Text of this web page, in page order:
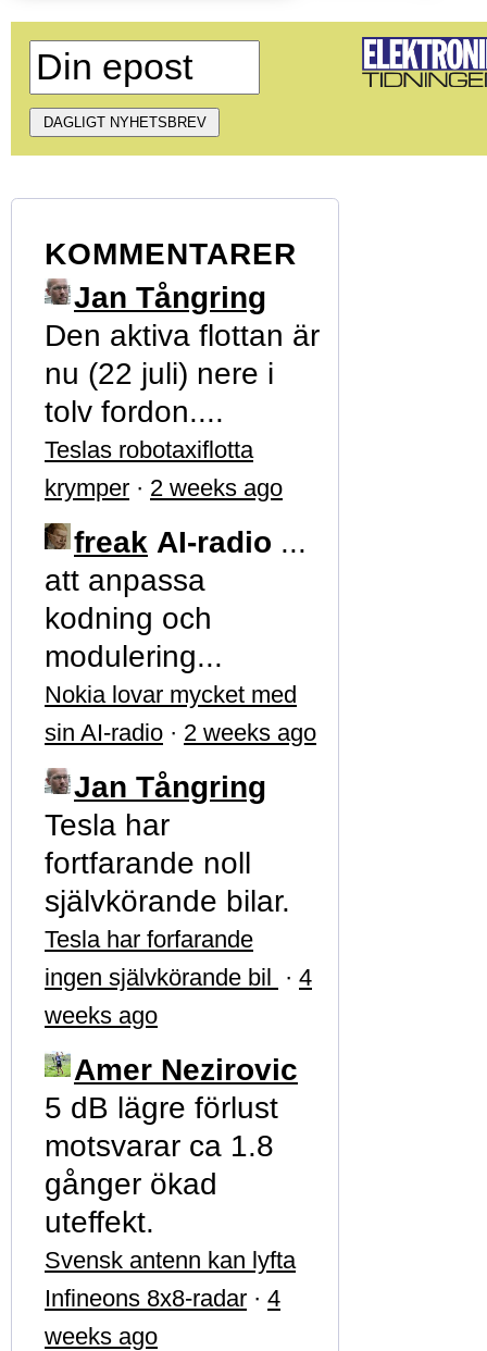
KOMMENTARER
Jan Tångring
Den aktiva flottan är
nu (22 juli) nere i
tolv fordon....
Teslas robotaxiflotta
krymper · 2 weeks ago
freak AI-radio ...
att anpassa
kodning och
modulering...
Nokia lovar mycket med
sin AI-radio · 2 weeks ago
Jan Tångring
Tesla har
fortfarande noll
självkörande bilar.
Tesla har forfarande
ingen självkörande bil · 4
weeks ago
Amer Nezirovic
5 dB lägre förlust
motsvarar ca 1.8
gånger ökad
uteffekt.
Svensk antenn kan lyfta
Infineons 8x8-radar · 4
weeks ago